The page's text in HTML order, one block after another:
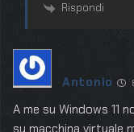
Rispondi
Antonio
A me su Windows 11